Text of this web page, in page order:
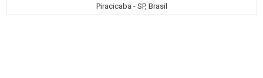
Piracicaba - SP, Brasil